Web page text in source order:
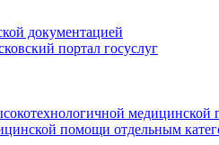
документацией
портал госуслуг
помощи отдельным